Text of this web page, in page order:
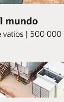
mundo
vatios | 500 000